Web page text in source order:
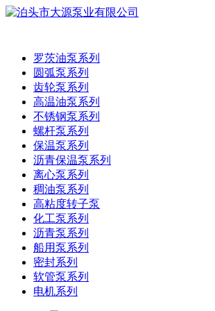
罗茨油泵系列
圆弧泵系列
齿轮泵系列
高温油泵系列
不锈钢泵系列
螺杆泵系列
保温泵系列
沥青保温泵系列
离心泵系列
稠油泵系列
高粘度转子泵
化工泵系列
沥青泵系列
船用泵系列
密封系列
软管泵系列
电机系列